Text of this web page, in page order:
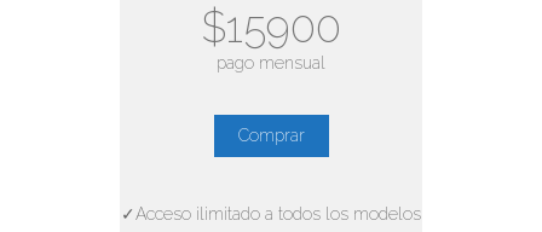
$15900
pago mensual
Comprar
✓Acceso ilimitado a todos los modelos